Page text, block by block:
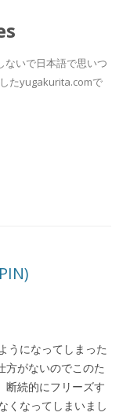
ないで日本語で思いつ
たyugakurita.comで
うになってしまった
方がないのでこのた
断続的にフリーズす
くなってしまいまし